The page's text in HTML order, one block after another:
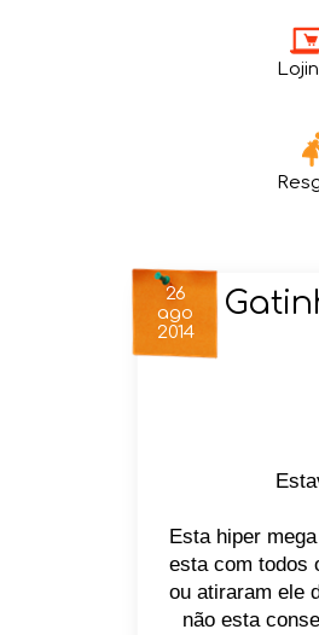
26
ago
2014
Esta hiper
esta com todos
ou atiraram ele
não esta